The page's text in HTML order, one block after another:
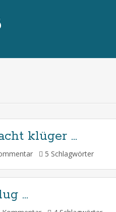
klüger …
5 Schlagwörter
…